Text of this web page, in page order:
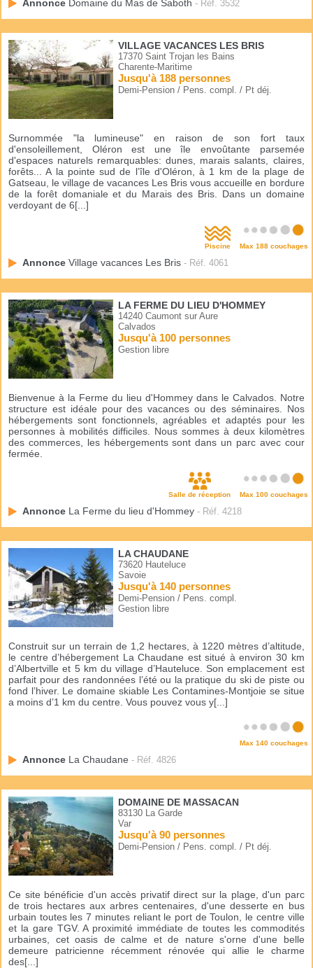
Annonce Domaine du Mas de Saboth - Réf. 3532
VILLAGE VACANCES LES BRIS
17370 Saint Trojan les Bains
Charente-Maritime
Jusqu'à 188 personnes
Demi-Pension / Pens. compl. / Pt déj.
Surnommée "la lumineuse" en raison de son fort taux
d'ensoleillement, Oléron est une île envoûtante parsemée
d'espaces naturels remarquables: dunes, marais salants, claires,
forêts... A la pointe sud de l’île d'Oléron, à 1 km de la plage de
Gatseau, le village de vacances Les Bris vous accueille en bordure
de la forêt domaniale et du Marais des Bris. Dans un domaine
verdoyant de 6[...]
Piscine Max 188 couchages
Annonce Village vacances Les Bris - Réf. 4061
LA FERME DU LIEU D'HOMMEY
14240 Caumont sur Aure
Calvados
Jusqu'à 100 personnes
Gestion libre
Bienvenue à la Ferme du lieu d'Hommey dans le Calvados. Notre
structure est idéale pour des vacances ou des séminaires. Nos
hébergements sont fonctionnels, agréables et adaptés pour les
personnes à mobilités difficiles. Nous sommes à deux kilomètres
des commerces, les hébergements sont dans un parc avec cour
fermée.
Salle de réception Max 100 couchages
Annonce La Ferme du lieu d'Hommey - Réf. 4218
LA CHAUDANE
73620 Hauteluce
Savoie
Jusqu'à 140 personnes
Demi-Pension / Pens. compl.
Gestion libre
Construit sur un terrain de 1,2 hectares, à 1220 mètres d’altitude,
le centre d’hébergement La Chaudane est situé à environ 30 km
d’Albertville et 5 km du village d’Hauteluce. Son emplacement est
parfait pour des randonnées l’été ou la pratique du ski de piste ou
fond l’hiver. Le domaine skiable Les Contamines-Montjoie se situe
a moins d’1 km du centre. Vous pouvez vous y[...]
Max 140 couchages
Annonce La Chaudane - Réf. 4826
DOMAINE DE MASSACAN
83130 La Garde
Var
Jusqu'à 90 personnes
Demi-Pension / Pens. compl. / Pt déj.
Ce site bénéficie d'un accès privatif direct sur la plage, d'un parc
de trois hectares aux arbres centenaires, d'une desserte en bus
urbain toutes les 7 minutes reliant le port de Toulon, le centre ville
et la gare TGV. A proximité immédiate de toutes les commodités
urbaines, cet oasis de calme et de nature s'orne d'une belle
demeure patricienne récemment rénovée qui allie le charme
des[...]